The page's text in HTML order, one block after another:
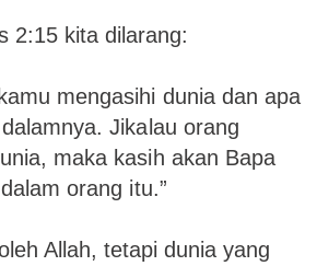
2:15 kita dilarang:
mengasihi dunia dan apa
Jikalau orang
maka kasih akan Bapa
orang itu.”
Allah, tetapi dunia yang